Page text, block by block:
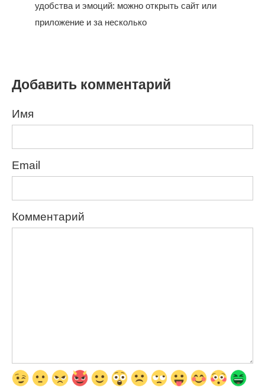
удобства и эмоций: можно открыть сайт или
приложение и за несколько
Добавить комментарий
Имя
Email
Комментарий